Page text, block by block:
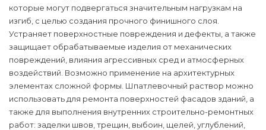
которые могут подвергаться значительным нагрузкам на
изгиб, с целью создания прочного финишного слоя.
Устраняет поверхностные повреждения и дефекты, а также
защищает обрабатываемые изделия от механических
повреждений, влияния агрессивных сред и атмосферных
воздействий. Возможно применение на архитектурных
элементах сложной формы. Шпатлевочный раствор можно
использовать для ремонта поверхностей фасадов зданий, а
также для выполнения внутренних строительно-ремонтных
работ: заделки швов, трещин, выбоин, щелей, углублений,